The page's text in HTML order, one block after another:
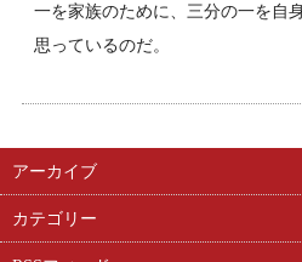
一を家族のために、三分の一を自
思っているのだ。
アーカイブ
カテゴリー